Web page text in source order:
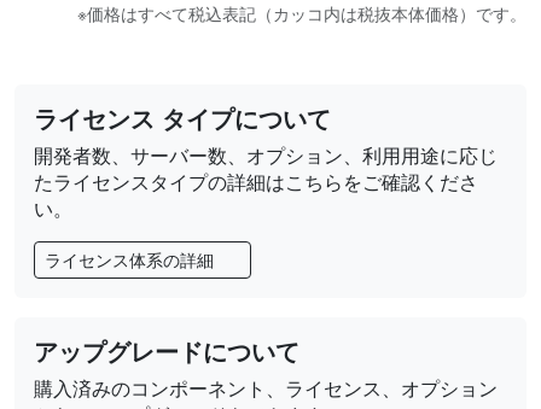
※価格はすべて税込表記（カッコ内は税抜本体価格）です。
ライセンス タイプについて
開発者数、サーバー数、オプション、利用用途に応じ
たライセンスタイプの詳細はこちらをご確認くださ
い。
ライセンス体系の詳細
アップグレードについて
購入済みのコンポーネント、ライセンス、オプション